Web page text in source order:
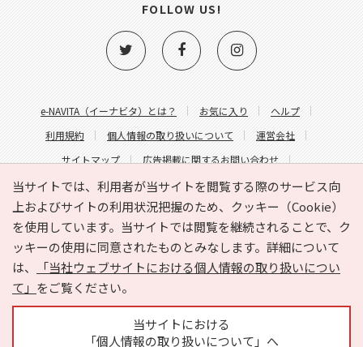
当サイトでは、利用者が当サイトを閲覧する際のサービス向
上およびサイトの利用状況把握のため、クッキー（Cookie）
を使用しています。当サイトでは閲覧を継続されることで、ク
ッキーの使用に同意されたものとみなします。詳細について
は、
「当社ウェブサイトにおける個人情報の取り扱いについ
て」 をご覧ください。
当サイトにおける
「個人情報の取り扱いについて」へ
e-NAVITA（イーナビタ）とは？ お気に入り
ヘルプ
利用規約
個人情報の取り扱いについて
運営会社
サイトマップ
広告掲載に関するお問い合わせ
サイトの内容に関するお問い合わせ
FOLLOW US!
Copyright © HYOJITO.Co.,Ltd. All Rights Reserved.